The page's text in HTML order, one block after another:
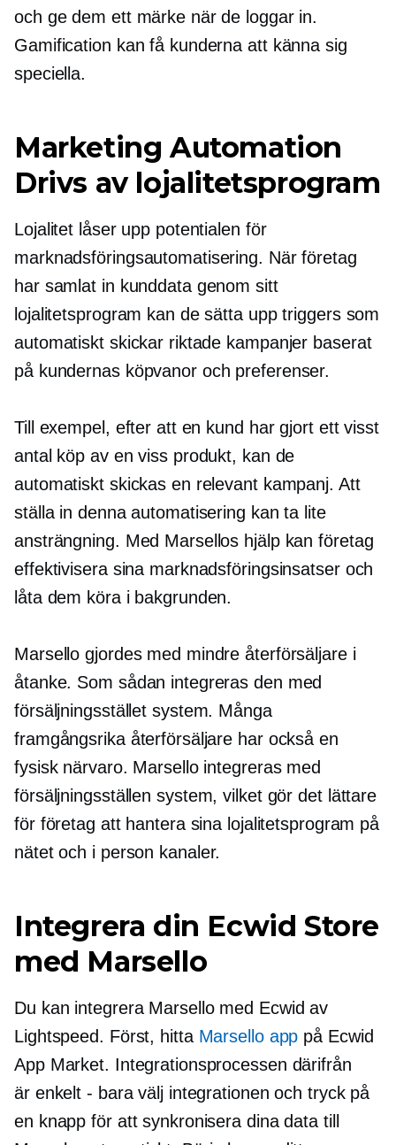
och ge dem ett märke när de loggar in.
Gamification kan få kunderna att känna sig
speciella.
Marketing Automation
Drivs av lojalitetsprogram
Lojalitet låser upp potentialen för
marknadsföringsautomatisering. När företag
har samlat in kunddata genom sitt
lojalitetsprogram kan de sätta upp triggers som
automatiskt skickar riktade kampanjer baserat
på kundernas köpvanor och preferenser.
Till exempel, efter att en kund har gjort ett visst
antal köp av en viss produkt, kan de
automatiskt skickas en relevant kampanj. Att
ställa in denna automatisering kan ta lite
ansträngning. Med Marsellos hjälp kan företag
effektivisera sina marknadsföringsinsatser och
låta dem köra i bakgrunden.
Marsello gjordes med mindre återförsäljare i
åtanke. Som sådan integreras den med
försäljningsstället system. Många
framgångsrika återförsäljare har också en
fysisk närvaro. Marsello integreras med
försäljningsställen system, vilket gör det lättare
för företag att hantera sina lojalitetsprogram på
nätet och i person kanaler.
Integrera din Ecwid Store
med Marsello
Du kan integrera Marsello med Ecwid av
Lightspeed. Först, hitta Marsello app på Ecwid
App Market. Integrationsprocessen därifrån
är enkelt - baravälj integrationen och tryck på
en knapp för att synkronisera dina data till